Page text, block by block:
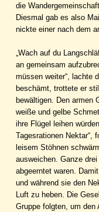
die
Diesmal gab es also
nickte einer nach dem
„Wach auf du
an gemeinsam
müssen weiter“, lachte
beschämt, trottete er
bewältigen. Den armen
weiße und gelbe
ihre Flügel leihen
Tagesrationen Nektar“,
leisem Stöhnen
ausweichen. Ganze
abgeerntet waren.
und während sie den
Luft zu heben. Die
Gruppe folgten, um den